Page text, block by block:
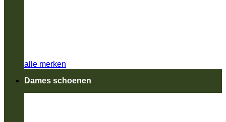
alle merken
Dames schoenen